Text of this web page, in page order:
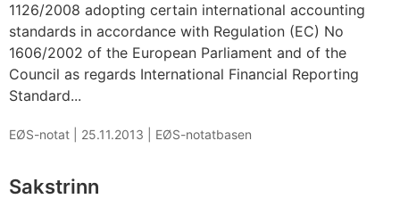
1126/2008 adopting certain international accounting
standards in accordance with Regulation (EC) No
1606/2002 of the European Parliament and of the
Council as regards International Financial Reporting
Standard...
EØS-notat | 25.11.2013 EØS-notatbasen
Sakstrinn